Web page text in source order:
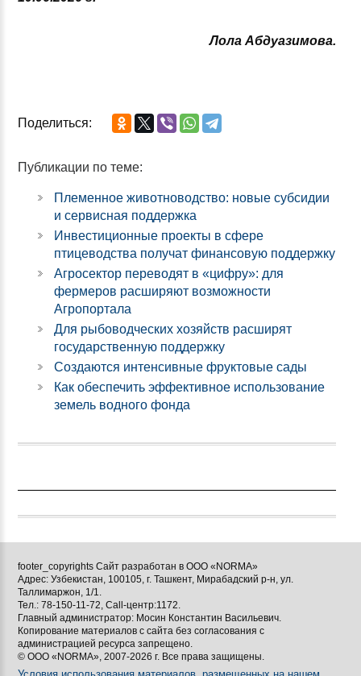
Лола Абдуазимова.
Поделиться:
Публикации по теме:
Племенное животноводство: новые субсидии
и сервисная поддержка
Инвестиционные проекты в сфере
птицеводства получат финансовую поддержку
Агросектор переводят в «цифру»: для
фермеров расширяют возможности
Агропортала
Для рыбоводческих хозяйств расширят
государственную поддержку
Создаются интенсивные фруктовые сады
Как обеспечить эффективное использование
земель водного фонда
footer_copyrights Сайт разработан в ООО «NORMA»
Адрес: Узбекистан, 100105, г. Ташкент, Мирабадский р-н, ул.
Таллимаржон, 1/1.
Тел.: 78-150-11-72, Call-центр:1172.
Главный администратор: Мосин Константин Васильевич.
Копирование материалов с сайта без согласования с
администрацией ресурса запрещено.
© ООО «NORMA», 2007-2026 г. Все права защищены.